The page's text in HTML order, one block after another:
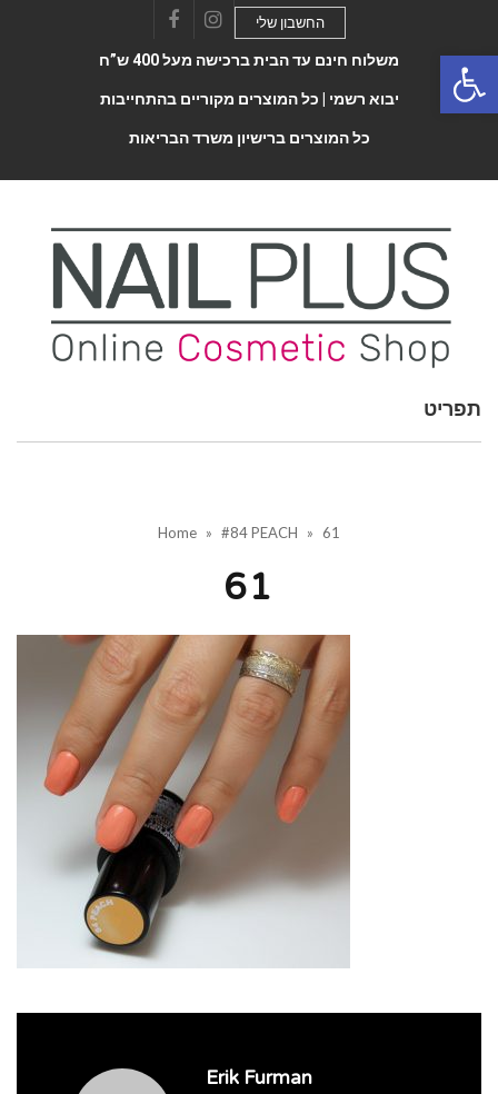
FacebookInstagram
החשבון שלי
משלוח חינם עד הבית ברכישה מעל 400 ש”ח
יבוא רשמי | כל המוצרים מקוריים בהתחייבות
כל המוצרים ברישיון משרד הבריאות
Toggle
תפריט
Home » #84 PEACH » 61
61
Erik Furman